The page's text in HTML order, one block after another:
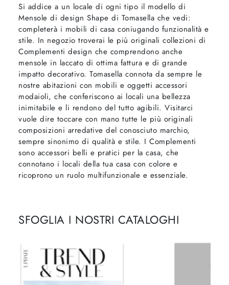
Si addice a un locale di ogni tipo il modello di
Mensole di design Shape di Tomasella che vedi:
completerà i mobili di casa coniugando funzionalità e
stile. In negozio troverai le più originali collezioni di
Complementi design che comprendono anche
mensole in laccato di ottima fattura e di grande
impatto decorativo. Tomasella connota da sempre le
nostre abitazioni con mobili e oggetti accessori
modaioli, che conferiscono ai locali una bellezza
inimitabile e li rendono del tutto agibili. Visitarci
vuole dire toccare con mano tutte le più originali
composizioni arredative del conosciuto marchio,
sempre sinonimo di qualità e stile. I Complementi
sono accessori belli e pratici per la casa, che
connotano i locali della tua casa con colore e
ricoprono un ruolo multifunzionale e essenziale.
SFOGLIA I NOSTRI CATALOGHI